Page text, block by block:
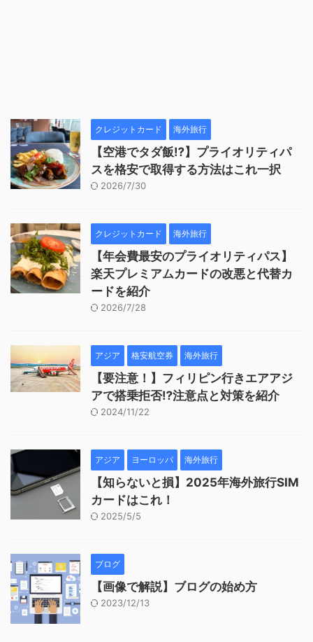
クレジットカード 海外旅行
【空港でタダ飯⁉︎】プライオリティパ
スを格安で取得する方法はこれ一択
2026/7/30
クレジットカード 海外旅行
【年会費最安のプライオリティパス】
楽天プレミアムカードの改悪と代替カ
ードを紹介
2026/7/28
アジア 格安航空券 海外旅行
【要注意！】フィリピン行きエアアジ
アで搭乗拒否⁉︎注意点と対策を紹介
2024/11/22
アジア ヨーロッパ 海外旅行
【知らないと損】2025年海外旅行SIM
カードはこれ！
2025/5/5
ブログ
【画像で解説】ブログの始め方
2023/12/13